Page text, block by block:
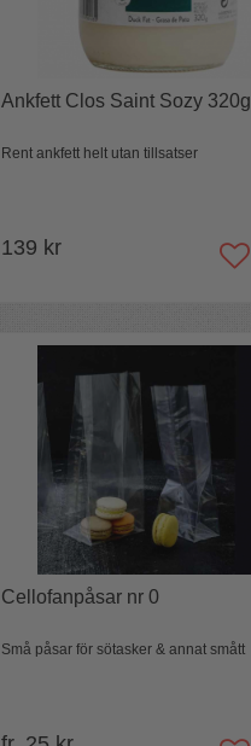
Ankfett Clos Saint Sozy 320g
Rent ankfett helt utan tillsatser
139 kr
Cellofanpåsar nr 0
Små påsar för sötasker & annat smått